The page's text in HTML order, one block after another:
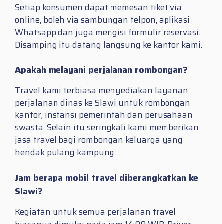
Setiap konsumen dapat memesan tiket via
online, boleh via sambungan telpon, aplikasi
Whatsapp dan juga mengisi formulir reservasi.
Disamping itu datang langsung ke kantor kami.
Apakah melayani perjalanan rombongan?
Travel kami terbiasa menyediakan layanan
perjalanan dinas ke Slawi untuk rombongan
kantor, instansi pemerintah dan perusahaan
swasta. Selain itu seringkali kami memberikan
jasa travel bagi rombongan keluarga yang
hendak pulang kampung.
Jam berapa mobil travel diberangkatkan ke
Slawi?
Kegiatan untuk semua perjalanan travel